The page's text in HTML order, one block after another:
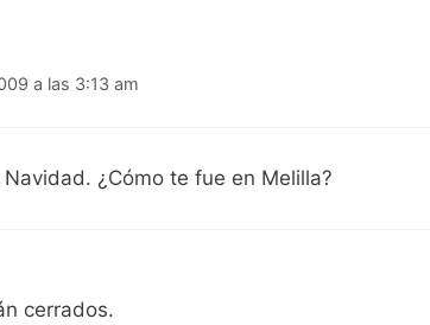
a las 3:13 am
¿Cómo te fue en Melilla?
cerrados.